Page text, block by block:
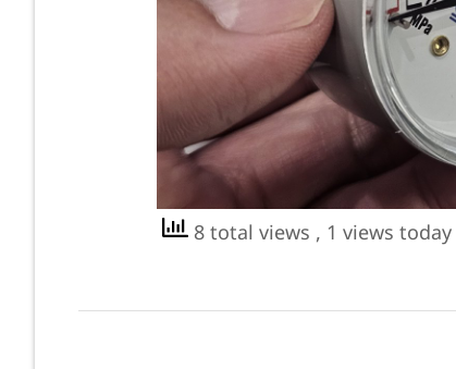
8 total views , 1 views today